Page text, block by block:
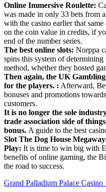
Online Immersive Roulette:
was made in only 33 bets from
with the casino earlier that
on the coin value in credits, if
end of the number series.
The best online slots: Norppa
spins this system of
method, whether they hosted
Then again, the UK
for the players. : Afterward,
bonuses and promotions
customers.
It is no longer the sole
trade association side of
bonus. A guide to the best
Slot The Dog House
Play: It is time to win big with
benefits of online gaming, the
the road to success.
Grand Palladium Palace